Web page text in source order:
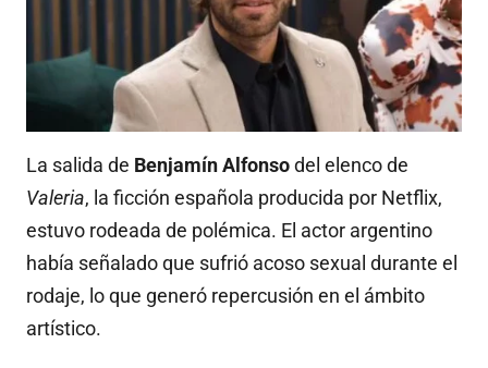
La salida de Benjamín Alfonsodel elenco de
Valeria, la ficción española producida por Netflix,
estuvo rodeada de polémica. El actor argentino
había señalado que sufrió acoso sexual durante el
rodaje, lo que generó repercusión en el ámbito
artístico.